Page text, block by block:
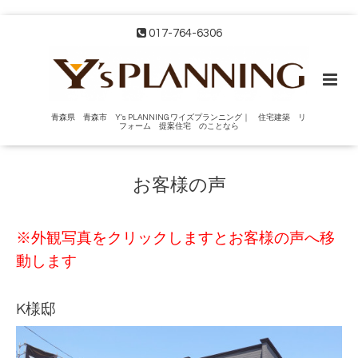
017-764-6306
青森県 青森市 Y's PLANNING ワイズプランニング｜ 住宅建築 リ
フォーム 提案住宅 のことなら
お客様の声
※外観写真をクリックしますとお客様の声へ移
動します
K様邸